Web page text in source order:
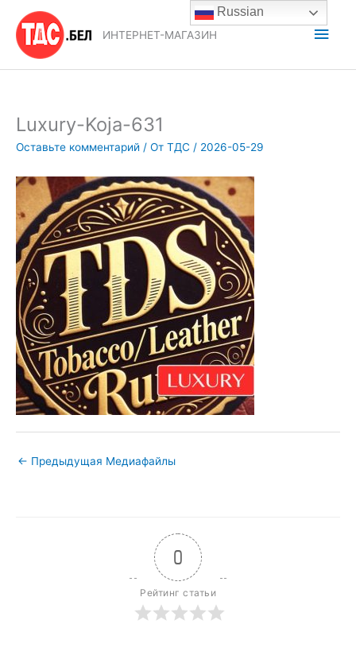
содержимому
ИНТЕРНЕТ-МАГАЗИН
Luxury-Koja-631
Оставьте комментарий / От ТДС / 2026-05-29
← Предыдущая Медиафайлы
0
Рейтинг статьи
Russian